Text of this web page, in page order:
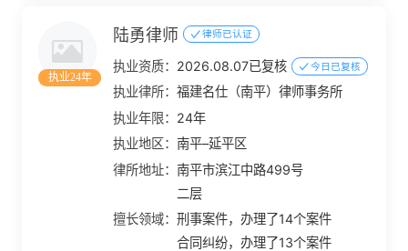
执业24年
陆勇律师 律师已认证
执业资质： 2026.08.07已复核 今日已复核
执业律所：福建名仕（南平）律师事务所
执业年限： 24年
执业地区：南平–延平区
律所地址：南平市滨江中路499号
二层
擅长领域：刑事案件，办理了14个案件
合同纠纷，办理了13个案件